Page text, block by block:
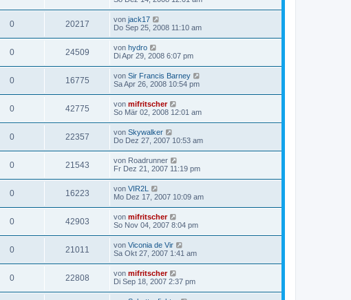
0 20217 von jack17
Do Sep 25, 2008 11:10 am
0 24509 von hydro
Di Apr 29, 2008 6:07 pm
0 16775 von Sir Francis Barney
Sa Apr 26, 2008 10:54 pm
0 42775 von mifritscher
So Mär 02, 2008 12:01 am
0 22357 von Skywalker
Do Dez 27, 2007 10:53 am
0 21543 von Roadrunner
Fr Dez 21, 2007 11:19 pm
0 16223 von VIR2L
Mo Dez 17, 2007 10:09 am
0 42903 von mifritscher
So Nov 04, 2007 8:04 pm
0 21011 von Viconia de Vir
Sa Okt 27, 2007 1:41 am
0 22808 von mifritscher
Di Sep 18, 2007 2:37 pm